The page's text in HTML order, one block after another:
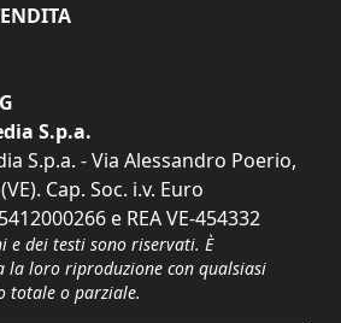
S.p.a.
S.p.a. - Via Alessandro Poerio,
Cap. Soc. i.v. Euro
e REA VE-454332
dei testi sono riservati. È
la loro riproduzione con qualsiasi
totale o parziale.